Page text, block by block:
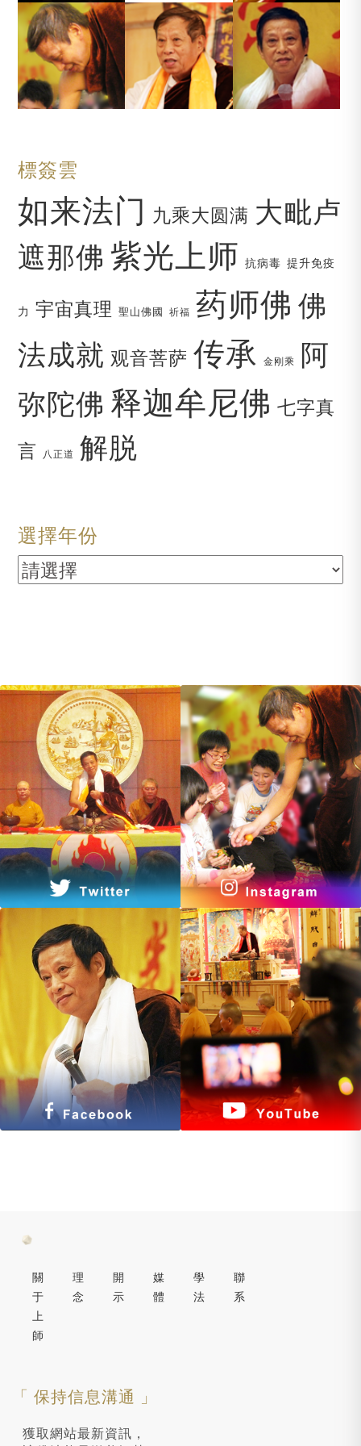
標簽雲
如来法门 九乘大圆满 大毗卢
遮那佛 紫光上师 抗病毒 提升免疫
力 宇宙真理 聖山佛國 祈福 药师佛 佛
法成就 观音菩萨 传承 金刚乘
阿
弥陀佛 释迦牟尼佛 七字真
言 八正道 解脱
選擇年份
關
于
上
師
理
念
開
示
媒
體
學
法
聯
系
「 保持信息溝通 」
獲取網站最新資訊，